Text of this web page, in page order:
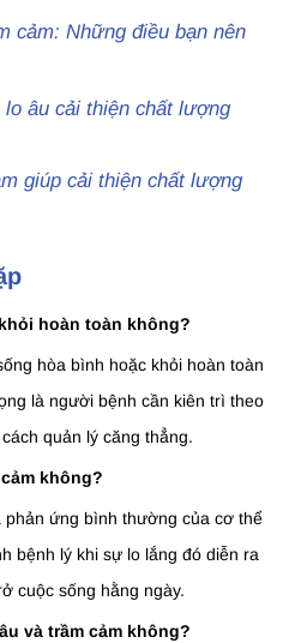
cảm: Những điều bạn nên
âu cải thiện chất lượng
giúp cải thiện chất lượng
hoàn toàn không?
hòa bình hoặc khỏi hoàn toàn
là người bệnh cần kiên trì theo
quản lý căng thẳng.
không?
phản ứng bình thường của cơ thể
bệnh lý khi sự lo lắng đó diễn ra
cuộc sống hằng ngày.
và trầm cảm không?